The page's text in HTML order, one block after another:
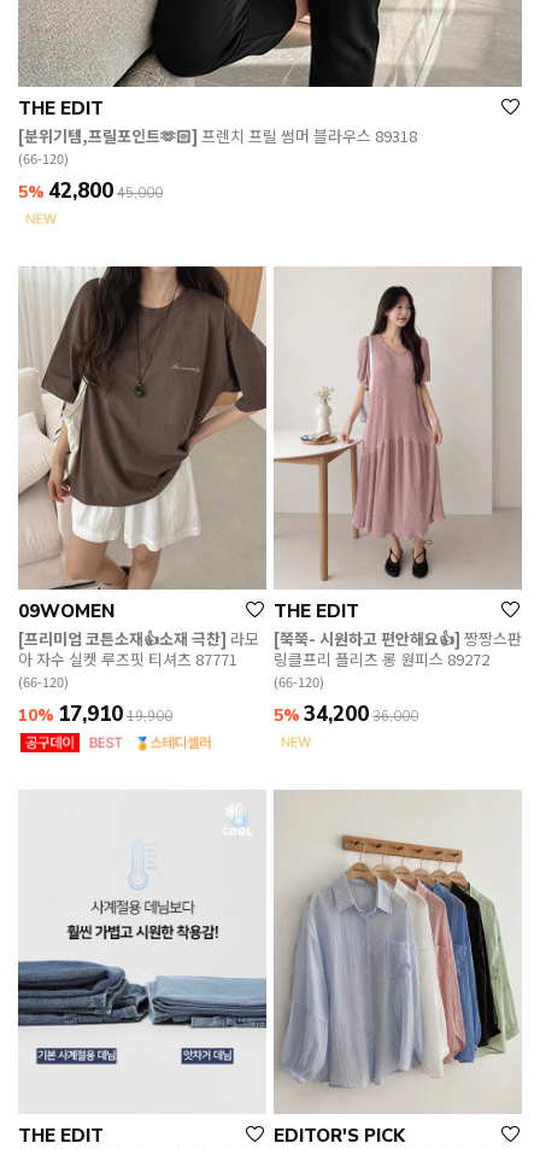
THE EDIT
[분위기템,프릴포인트🫶🏻] 프렌치 프릴 썸머 블라우스 89318
(66-120)
5% 42,800 45,000
09WOMEN
[프리미엄 코튼소재👍소재 극찬] 라모
아 자수 실켓 루즈핏 티셔츠 87771
(66-120)
10% 17,910 19,900
THE EDIT
[쭉쭉- 시원하고 편안해요👍] 짱짱스판
링클프리 플리츠 롱 원피스 89272
(66-120)
5% 34,200 36,000
THE EDIT EDITOR'S PICK